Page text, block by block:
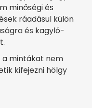
minőségi és
ráadásul külön
és kagyló-
a mintákat nem
kifejezni hölgy